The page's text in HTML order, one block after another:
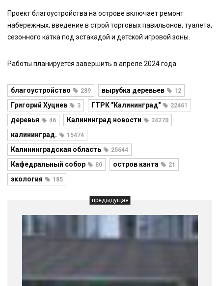
Проект благоустройства на острове включает ремонт
набережных, введение в строй торговых павильонов, туалета,
сезонного катка под эстакадой и детской игровой зоны.
Работы планируется завершить в апреле 2024 года.
благоустройство 289 вырубка деревьев 12
Григорий Хуциев 3 ГТРК "Калининград" 22461
деревья 46 Калининград новости 24270
калининград. 15474
Калининградская область 25644
Кафедральный собор 80 остров канта 21
экология 185
предыдущая